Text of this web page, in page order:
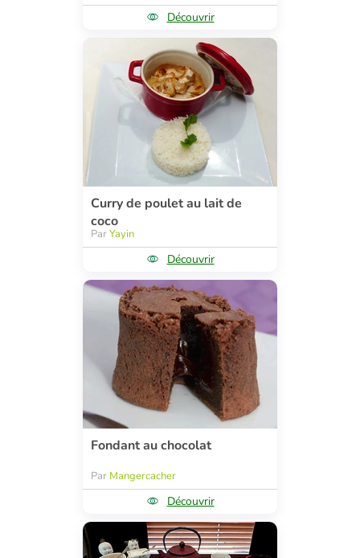
Découvrir
Curry de poulet au lait de
coco
Par Yayin
Découvrir
Fondant au chocolat
Par Mangercacher
Découvrir